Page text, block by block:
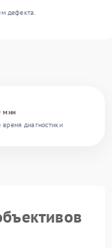
мин
время диагностики
дефекта.